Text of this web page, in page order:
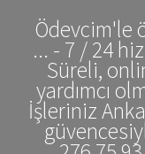
Ödevcim'le
... - 7 / 24
Süreli,
yardımcı
İşleriniz